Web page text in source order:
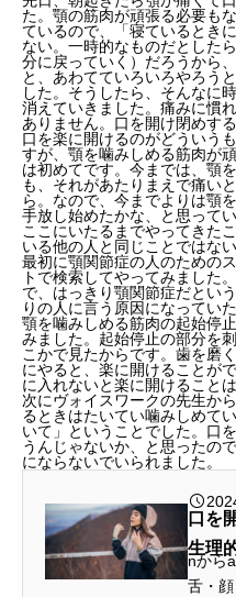
た。顎の筋肉が頑張る必要も
ているので、「寝ているとき
ない。一時的なものだとした
分に戻っていく）だろうから
と、あわてていろいろやろう
した。そうしたら、そんなに
消えていきました。痛みに慣
ありません。口を開け閉めす
口を楽に開けるのがどういう
すが、顎を噛みしめる筋肉が
は初めてです。今までは、顎
も、それがあたりまえで痛い
ら。なので、今までよりは顎
手放し始めたかな、と思って
ここにいたるまでやってきた
いる他の人と同じことではな
最初に顎関節症の人のための
トで検索してやってみました
で、はっきり顎関節症だとい
りの人に言う原因になってい
顎を噛みしめる筋肉の起始停
みました。起始停止の部分を
こかで見たからです。歯を磨
にやると、楽に開けることが
に入れないと楽に開けること
次にヴォイスワークの先生か
るときはたいてい噛みしめて
いて」ということでした。口
うんじゃないか、と思ったの
にならないでいられました。
口を
生理
という
nから
舌・顔